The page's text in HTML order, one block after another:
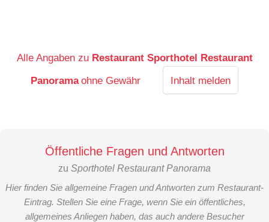
Alle Angaben zu Restaurant Sporthotel Restaurant
Panorama ohne Gewähr Inhalt melden
Öffentliche Fragen und Antworten
zu Sporthotel Restaurant Panorama
Hier finden Sie allgemeine Fragen und Antworten zum Restaurant-
Eintrag. Stellen Sie eine Frage, wenn Sie ein öffentliches,
allgemeines Anliegen haben, das auch andere Besucher